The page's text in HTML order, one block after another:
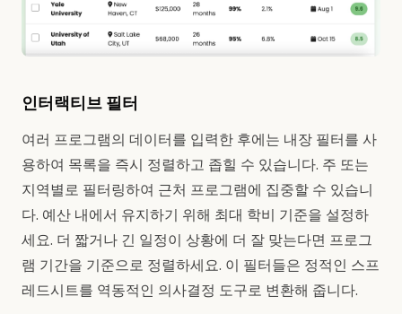
인터랙티브 필터
여러 프로그램의 데이터를 입력한 후에는 내장 필터를 사
용하여 목록을 즉시 정렬하고 좁힐 수 있습니다. 주 또는
지역별로 필터링하여 근처 프로그램에 집중할 수 있습니
다. 예산 내에서 유지하기 위해 최대 학비 기준을 설정하
세요. 더 짧거나 긴 일정이 상황에 더 잘 맞는다면 프로그
램 기간을 기준으로 정렬하세요. 이 필터들은 정적인 스프
레드시트를 역동적인 의사결정 도구로 변환해 줍니다.